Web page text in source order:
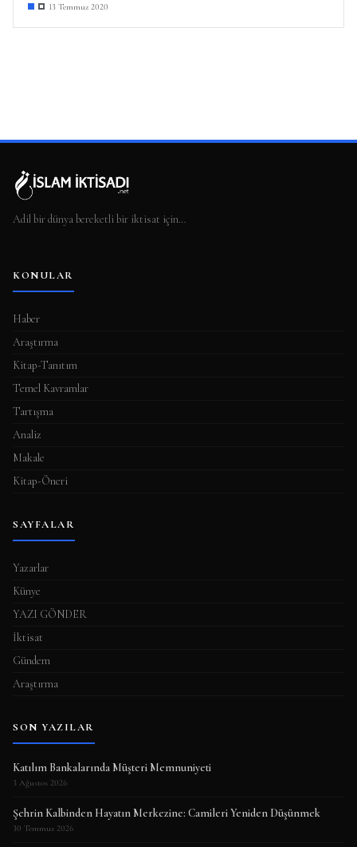
13 Temmuz 2020
Adil bir dünya bereketli bir iktisat için…
KONULAR
Haber
Araştırma
Kitap-Tanıtım
Temel Kavramlar
Tartışma
Analiz
Makale
Kitap-Öneri
SAYFALAR
Yazarlar
Künye
YAZI GÖNDER
İktisat
Gündem
Araştırma
SON YAZILAR
Katılım Bankalarında Müşteri Memnuniyeti
3 Ağustos 2026
Şehrin Kalbinden Hayatın Merkezine: Camileri Yeniden Düşünmek
30 Temmuz 2026